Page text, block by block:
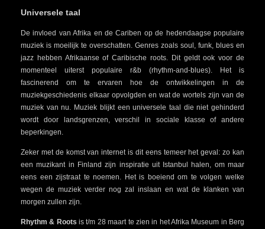
Universele taal
De invloed van Afrika en de Cariben op de hedendaagse populaire
muziek is moeilijk te overschatten. Genres zoals soul, funk, blues en
jazz hebben Afrikaanse of Caribische roots. Dit geldt ook voor de
momenteel uiterst populaire r&b (rhythm-and-blues). Het is
fascinerend om te ervaren hoe de ontwikkelingen in de
muziekgeschiedenis elkaar opvolgden en wat de wortels zijn van de
muziek van nu. Muziek blijkt een universele taal die niet gehinderd
wordt door landsgrenzen, verschil in sociale klasse of andere
beperkingen.
Zeker met de komst van internet is dit eens temeer het geval: zo kan
een muzikant in Finland zijn inspiratie uit Istanbul halen, om maar
eens een zijstraat te noemen. Het is boeiend om te volgen welke
wegen de muziek verder nog zal inslaan en wat de klanken van
morgen zullen zijn.
Rhythm & Roots is t/m 28 maart te zien in het Afrika Museum in Berg